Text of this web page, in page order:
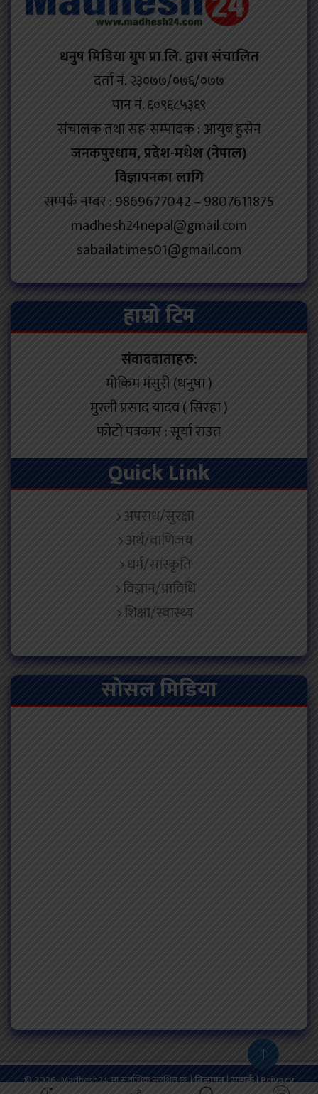
धनुष मिडिया ग्रुप प्रा.लि. द्वारा संचालित
दर्ता नं. २३०७७/०७६/०७७
पान नं. ६०९६८५३६९
संचालक तथा सह-सम्पादक : आयुब हुसेन
जनकपुरधाम, प्रदेश-मधेश (नेपाल)
विज्ञापनका लागि
सम्पर्क नम्बर : 9869677042 – 9807611875
madhesh24nepal@gmail.com
sabailatimes01@gmail.com
हाम्रो टिम
संवाददाताहरु:
मोकिम मंसुरी (धनुषा )
मुरली प्रसाद यादव ( सिरहा )
फोटो पत्रकार : सूर्या राउत
Quick Link
अपराध/सुरक्षा
अर्थ/वाणिजय
धर्म/सांस्कृति
विज्ञान/प्राविधि
शिक्षा/स्वास्थ्य
सोसल मिडिया
© 2026: Madhesh24 मा सर्वाधिक सुरक्षित छ. |बिज्ञापन|सम्पर्क|Privacy